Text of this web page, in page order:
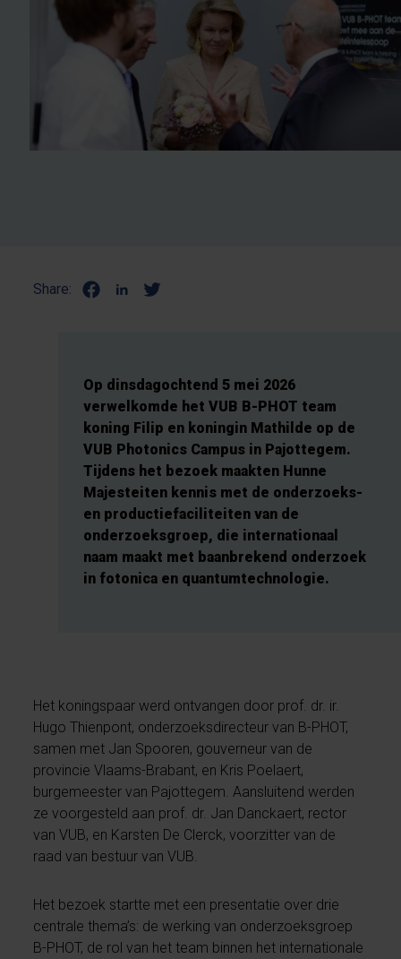
Share:
Op dinsdagochtend 5 mei 2026
verwelkomde het VUB B-PHOT team
koning Filip en koningin Mathilde op de
VUB Photonics Campus in Pajottegem.
Tijdens het bezoek maakten Hunne
Majesteiten kennis met de onderzoeks-
en productiefaciliteiten van de
onderzoeksgroep, die internationaal
naam maakt met baanbrekend onderzoek
in fotonica en quantumtechnologie.
Het koningspaar werd ontvangen door prof. dr. ir.
Hugo Thienpont, onderzoeksdirecteur van B-PHOT,
samen met Jan Spooren, gouverneur van de
provincie Vlaams-Brabant, en Kris Poelaert,
burgemeester van Pajottegem. Aansluitend werden
ze voorgesteld aan prof. dr. Jan Danckaert, rector
van VUB, en Karsten De Clerck, voorzitter van de
raad van bestuur van VUB.
Het bezoek startte met een presentatie over drie
centrale thema’s: de werking van onderzoeksgroep
B-PHOT, de rol van het team binnen het internationale